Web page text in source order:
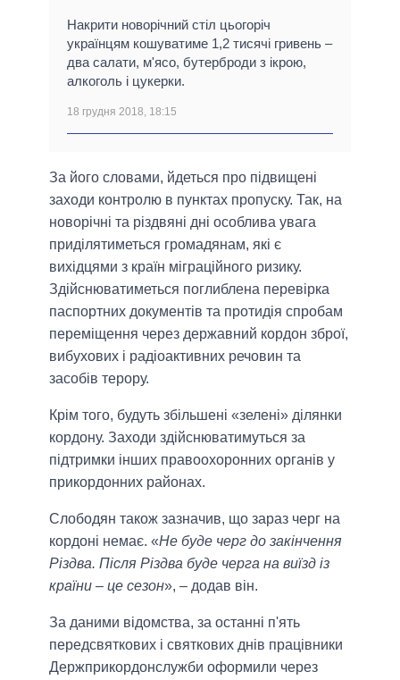
Накрити новорічний стіл цьогоріч
українцям кошуватиме 1,2 тисячі гривень –
два салати, м'ясо, бутерброди з ікрою,
алкоголь і цукерки.
18 грудня 2018, 18:15
За його словами, йдеться про підвищені
заходи контролю в пунктах пропуску. Так, на
новорічні та різдвяні дні особлива увага
приділятиметься громадянам, які є
вихідцями з країн міграційного ризику.
Здійснюватиметься поглиблена перевірка
паспортних документів та протидія спробам
переміщення через державний кордон зброї,
вибухових і радіоактивних речовин та
засобів терору.
Крім того, будуть збільшені «зелені» ділянки
кордону. Заходи здійснюватимуться за
підтримки інших правоохоронних органів у
прикордонних районах.
Слободян також зазначив, що зараз черг на
кордоні немає. «Не буде черг до закінчення
Різдва. Після Різдва буде черга на виїзд із
країни – це сезон», – додав він.
За даними відомства, за останні п'ять
передсвяткових і святкових днів працівники
Держприкордонслужби оформили через